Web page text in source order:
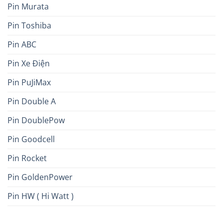
Pin Murata
Pin Toshiba
Pin ABC
Pin Xe Điện
Pin PuJiMax
Pin Double A
Pin DoublePow
Pin Goodcell
Pin Rocket
Pin GoldenPower
Pin HW ( Hi Watt )